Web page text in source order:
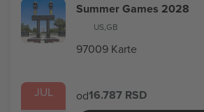
JUL
Summer Games 2028
US,GB
97009 Karte
od16.787 RSD